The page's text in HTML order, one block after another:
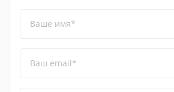
Ваше имя*
Ваш email*